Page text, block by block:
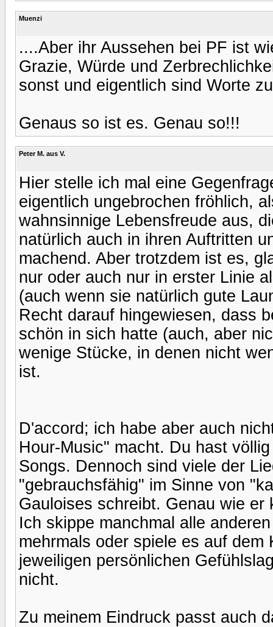
Muenzi
....Aber ihr Aussehen bei PF ist
Grazie, Würde und
sonst und eigentlich sind Worte
Genaus so ist es. Genau so!!!
Peter M. aus V.
Hier stelle ich mal eine
eigentlich ungebrochen fröhlich,
wahnsinnige Lebensfreude aus,
natürlich auch in ihren Auftritten
machend. Aber trotzdem ist es,
nur oder auch nur in erster Linie
(auch wenn sie natürlich gute
Recht darauf hingewiesen, dass
schön in sich hatte (auch, aber
wenige Stücke, in denen nicht
ist.
D'accord; ich habe aber auch
Hour-Music" macht. Du hast
Songs. Dennoch sind viele der
"gebrauchsfähig" im Sinne von
Gauloises schreibt. Genau wie
Ich skippe manchmal alle
mehrmals oder spiele es auf
jeweiligen persönlichen
nicht.
Zu meinem Eindruck passt auch